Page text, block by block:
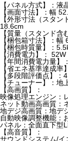
【パネル方式】：液
【画面寸法】：幅
【外形寸法（スタ
18.6cm
【質量（スタンド
【梱包箱寸法】：
【梱包時質量】：
【消費電力】：
【年間消費電力量】
【省エネ基準達成
【多段階評価点】：
【チューナー】：
【高画質】：
映像処理エンジン：
ネット動画高画質：
地デジ高画質：地デ
自動映像調整機能：
パネル：全面直下型
【高音質】：
サウンドシステム/